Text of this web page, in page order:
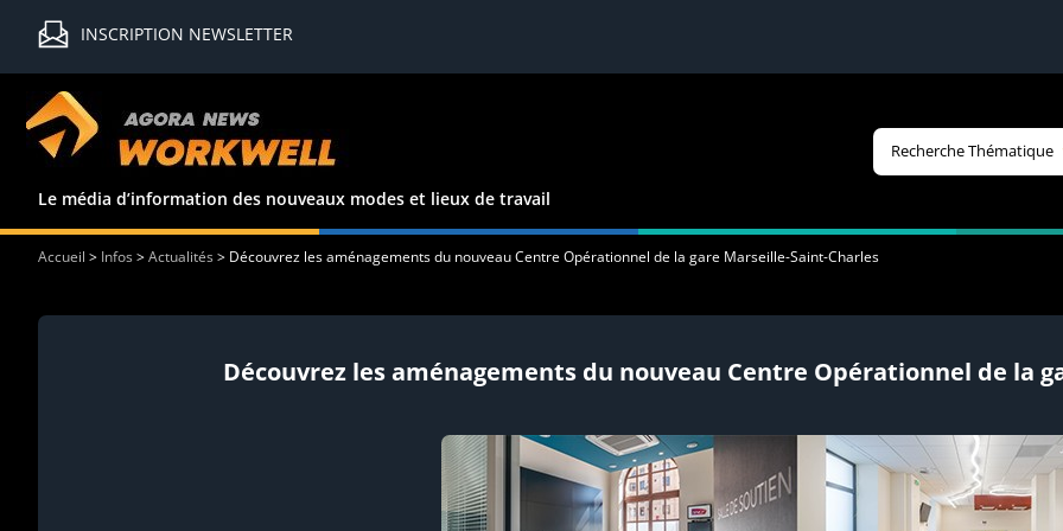
INSCRIPTION NEWSLETTER
Le média d’information des nouveaux modes et lieux de travail
Recherche Thématique
Accueil > Infos>Actualités> Découvrez les aménagements du nouveau Centre Opérationnel de la gare Marseille-Saint-Charles
Découvrez les aménagements du nouveau Centre Opérationnel de la